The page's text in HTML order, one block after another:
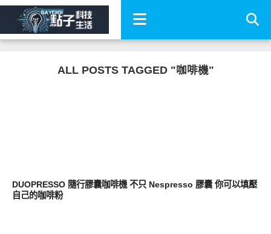
ALL POSTS TAGGED "咖啡機"
DUOPRESSO 隨行膠囊咖啡機 不只 Nespresso 膠囊 你可以填壓
自己的咖啡粉